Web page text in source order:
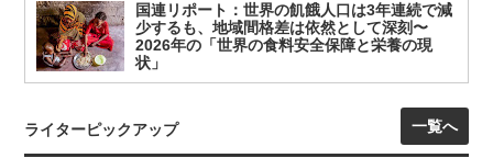
国連リポート：世界の飢餓人口は3年連続で減
少するも、地域間格差は依然として深刻〜
2026年の「世界の食料安全保障と栄養の現
状」
ライターピックアップ 一覧へ